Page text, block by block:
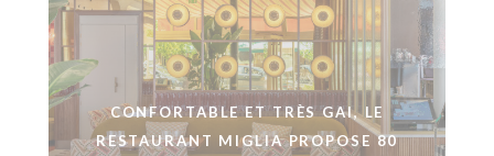
CONFORTABLE ET TRÈS GAI, LE
RESTAURANT MIGLIA PROPOSE 80